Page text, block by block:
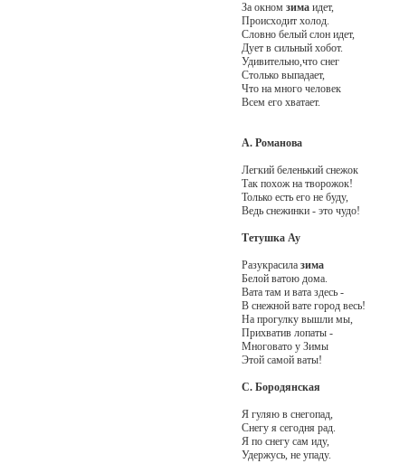
За окномзима идет,
Происходит холод.
Словно белый слон идет,
Дует в сильный хобот.
Удивительно,что снег
Столько выпадает,
Что на много человек
Всем его хватает.
А. Романова
Легкий беленький снежок
Так похож на творожок!
Только есть его не буду,
Ведь снежинки - это чудо!
Тетушка Ау
Разукрасилазима
Белой ватою дома.
Вата там и вата здесь -
В снежной вате город весь!
На прогулку вышли мы,
Прихватив лопаты -
Многовато у Зимы
Этой самой ваты!
С. Бородянская
Я гуляю в снегопад,
Снегу я сегодня рад.
Я по снегу сам иду,
Удержусь, не упаду.